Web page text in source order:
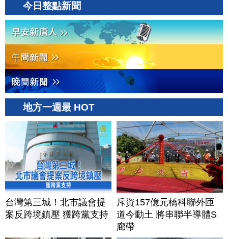
今日整點新聞
地方一週最 HOT
台灣第三城！北市議會提
案反跨境鎮壓 獲跨黨支持
斥資157億元橋科聯外匝
道今動土 將串聯半導體S
廊帶